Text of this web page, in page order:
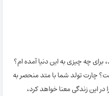
چه چیزی به این دنیا آمده ام؟‌
چارت تولد شما با متد منحصر به
این زندگی معنا خواهد کرد،